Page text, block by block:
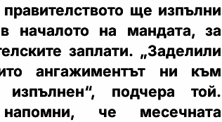
ще изпълни
началото на мандата, за
заплати. „Заделили
ангажиментът ни към
подчера той.
напомни, че месечната